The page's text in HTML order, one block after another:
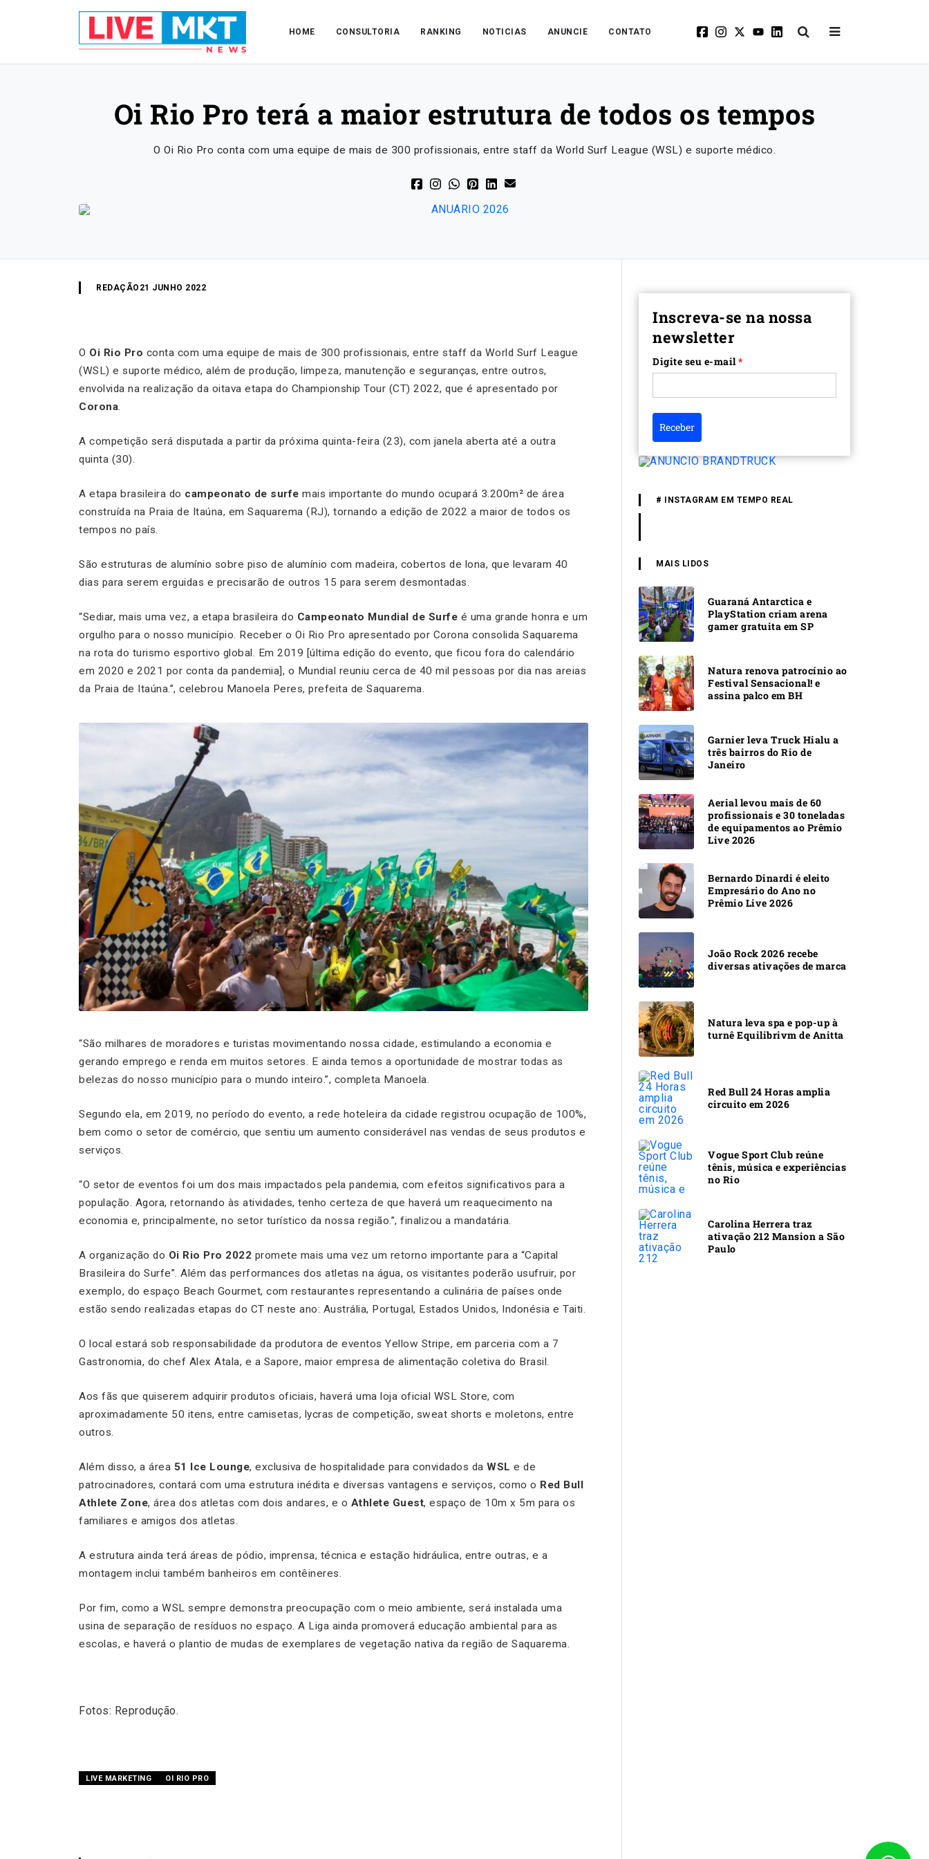
HOME CONSULTORIA RANKING NOTICIAS ANUNCIE CONTATO
Oi Rio Pro terá a maior estrutura de todos os tempos
O Oi Rio Pro conta com uma equipe de mais de 300 profissionais, entre staff da World Surf League (WSL) e suporte médico.
REDAÇÃO 21 JUNHO 2022
O Oi Rio Pro conta com uma equipe de mais de 300 profissionais, entre staff da World Surf League
(WSL) e suporte médico, além de produção, limpeza, manutenção e seguranças, entre outros,
envolvida na realização da oitava etapa do Championship Tour (CT) 2022, que é apresentado por
Corona.
A competição será disputada a partir da próxima quinta-feira (23), com janela aberta até a outra
quinta (30).
A etapa brasileira do campeonato de surfe mais importante do mundo ocupará 3.200m² de área
construída na Praia de Itaúna, em Saquarema (RJ), tornando a edição de 2022 a maior de todos os
tempos no país.
São estruturas de alumínio sobre piso de alumínio com madeira, cobertos de lona, que levaram 40
dias para serem erguidas e precisarão de outros 15 para serem desmontadas.
“Sediar, mais uma vez, a etapa brasileira do Campeonato Mundial de Surfe é uma grande honra e um
orgulho para o nosso município. Receber o Oi Rio Pro apresentado por Corona consolida Saquarema
na rota do turismo esportivo global. Em 2019 [última edição do evento, que ficou fora do calendário
em 2020 e 2021 por conta da pandemia], o Mundial reuniu cerca de 40 mil pessoas por dia nas areias
da Praia de Itaúna.”, celebrou Manoela Peres, prefeita de Saquarema.
“São milhares de moradores e turistas movimentando nossa cidade, estimulando a economia e
gerando emprego e renda em muitos setores. E ainda temos a oportunidade de mostrar todas as
belezas do nosso município para o mundo inteiro.”, completa Manoela.
Segundo ela, em 2019, no período do evento, a rede hoteleira da cidade registrou ocupação de 100%,
bem como o setor de comércio, que sentiu um aumento considerável nas vendas de seus produtos e
serviços.
“O setor de eventos foi um dos mais impactados pela pandemia, com efeitos significativos para a
população. Agora, retornando às atividades, tenho certeza de que haverá um reaquecimento na
economia e, principalmente, no setor turístico da nossa região.”, finalizou a mandatária.
A organização do Oi Rio Pro 2022 promete mais uma vez um retorno importante para a “Capital
Brasileira do Surfe”. Além das performances dos atletas na água, os visitantes poderão usufruir, por
exemplo, do espaço Beach Gourmet, com restaurantes representando a culinária de países onde
estão sendo realizadas etapas do CT neste ano: Austrália, Portugal, Estados Unidos, Indonésia e Taiti.
O local estará sob responsabilidade da produtora de eventos Yellow Stripe, em parceria com a 7
Gastronomia, do chef Alex Atala, e a Sapore, maior empresa de alimentação coletiva do Brasil.
Aos fãs que quiserem adquirir produtos oficiais, haverá uma loja oficial WSL Store, com
aproximadamente 50 itens, entre camisetas, lycras de competição, sweat shorts e moletons, entre
outros.
Além disso, a área 51 Ice Lounge, exclusiva de hospitalidade para convidados da WSL e de
patrocinadores, contará com uma estrutura inédita e diversas vantagens e serviços, como o Red Bull
Athlete Zone, área dos atletas com dois andares, e o Athlete Guest, espaço de 10m x 5m para os
familiares e amigos dos atletas.
A estrutura ainda terá áreas de pódio, imprensa, técnica e estação hidráulica, entre outras, e a
montagem inclui também banheiros em contêineres.
Por fim, como a WSL sempre demonstra preocupação com o meio ambiente, será instalada uma
usina de separação de resíduos no espaço. A Liga ainda promoverá educação ambiental para as
escolas, e haverá o plantio de mudas de exemplares de vegetação nativa da região de Saquarema.
Fotos: Reprodução.
LIVE MARKETING OI RIO PRO
Inscreva-se na nossa
newsletter
Digite seu e-mail*
Receber
# INSTAGRAM EM TEMPO REAL
MAIS LIDOS
Guaraná Antarctica e
PlayStation criam arena
gamer gratuita em SP
Natura renova patrocínio ao
Festival Sensacional! e
assina palco em BH
Garnier leva Truck Hialu a
três bairros do Rio de
Janeiro
Aerial levou mais de 60
profissionais e 30 toneladas
de equipamentos ao Prêmio
Live 2026
Bernardo Dinardi é eleito
Empresário do Ano no
Prêmio Live 2026
João Rock 2026 recebe
diversas ativações de marca
Natura leva spa e pop-up à
turnê Equilibrivm de Anitta
Red Bull 24 Horas amplia
circuito em 2026
Vogue Sport Club reúne
tênis, música e experiências
no Rio
Carolina Herrera traz
ativação 212 Mansion a São
Paulo